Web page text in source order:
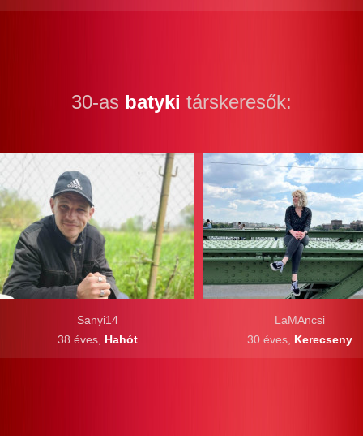
30-as batyki társkeresők:
LaMAncsi
30 éves, Kerecseny
Sanyi14
38 éves, Hahót